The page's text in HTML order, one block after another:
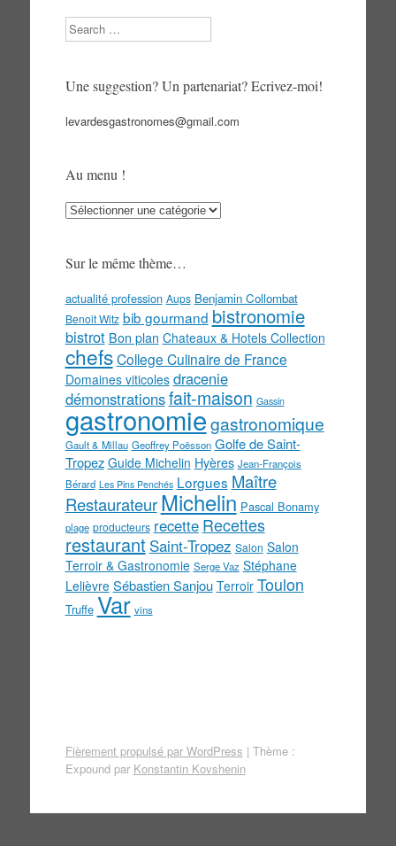
Search
Une suggestion? Un partenariat? Ecrivez-moi!
levardesgastronomes@gmail.com
Au menu !
Au
Sur le même thème…
actualité profession Aups Benjamin Collombat
Benoit Witz bib gourmand bistronomie
bistrot Bon plan Chateaux & Hotels Collection
chefs College Culinaire de France
Domaines viticoles dracenie
démonstrationsfait-maison Gassin
gastronomiegastronomique
Gault & Millau Geoffrey Poësson Golfe de Saint-
Tropez Guide Michelin Hyères Jean-François
Bérard Les Pins Penchés Lorgues Maître
Restaurateur Michelin Pascal Bonamy
plage producteurs recette Recettes
restaurant Saint-Tropez Salon Salon
Terroir & Gastronomie Serge Vaz Stéphane
Lelièvre Sébastien Sanjou Terroir Toulon
Truffe Var vins
Fièrement propulsé par WordPress | Thème :
Expound par Konstantin Kovshenin